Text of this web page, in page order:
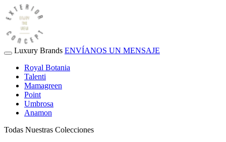
Luxury Brands ENVÍANOS UN MENSAJE
Royal Botania
Talenti
Mamagreen
Point
Umbrosa
Anamon
Todas Nuestras Colecciones